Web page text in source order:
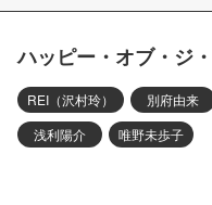
ハッピー・オブ・ジ
REI（沢村玲） 別府由来
浅利陽介
唯野未歩子